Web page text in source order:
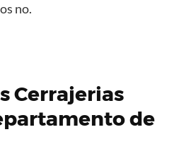
no.
Cerrajerias
de